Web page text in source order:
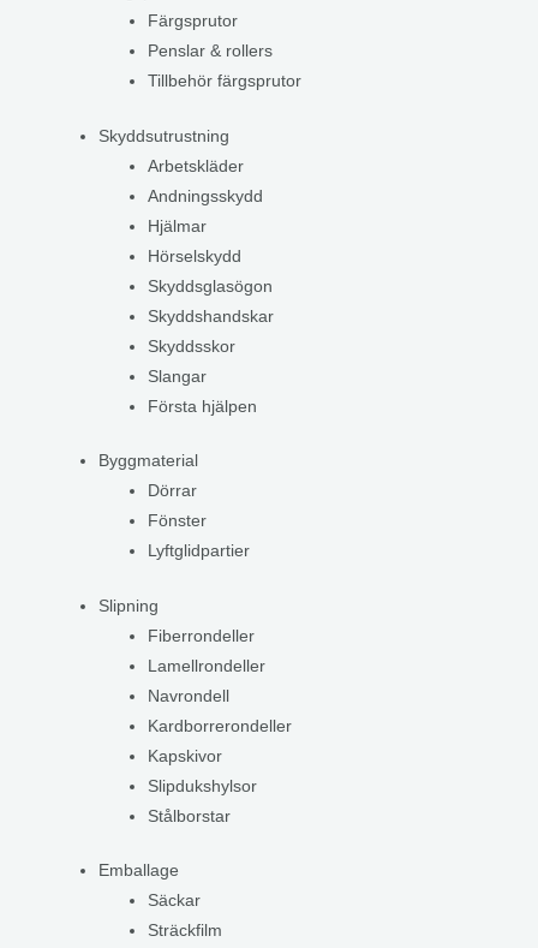
Färgsprutor
Penslar & rollers
Tillbehör färgsprutor
Skyddsutrustning
Arbetskläder
Andningsskydd
Hjälmar
Hörselskydd
Skyddsglasögon
Skyddshandskar
Skyddsskor
Slangar
Första hjälpen
Byggmaterial
Dörrar
Fönster
Lyftglidpartier
Slipning
Fiberrondeller
Lamellrondeller
Navrondell
Kardborrerondeller
Kapskivor
Slipdukshylsor
Stålborstar
Emballage
Säckar
Sträckfilm